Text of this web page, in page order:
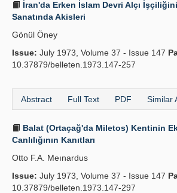
İran'da Erken İslam Devri Alçı
Sanatında Akisleri
Gönül Öney
Issue: July 1973, Volume 37 - Issue 147
10.37879/belleten.1973.147-257
Abstract Full Text PDF Similar
Balat (Ortaçağ'da Miletos) Kentinin
Canlılığının Kanıtları
Otto F.A. Meınardus
Issue: July 1973, Volume 37 - Issue 147
10.37879/belleten.1973.147-297